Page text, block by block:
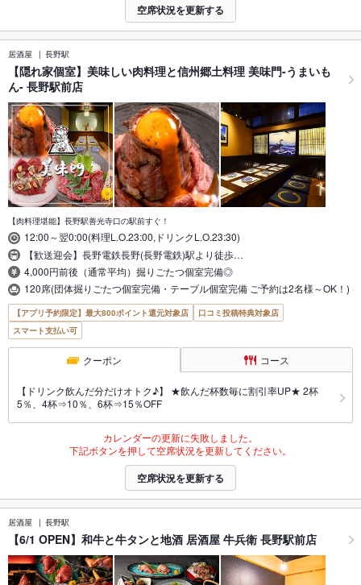
空席状況を更新する
居酒屋 長野駅
【隠れ家個室】美味しい肉料理と信州郷土料理 美味門-うまいも
ん- 長野駅前店
【肉料理堪能】長野駅善光寺口の駅前すぐ！
12:00～翌0:00(料理L.O.23:00,ドリンクL.O.23:30)
【歓送迎会】長野電鉄長野(長野電鉄)駅より徒歩…
4,000円前後（通常平均）掘りごたつ個室完備◎
120席(団体掘りごたつ個室完備・テーブル個室完備 ご予約は2名様～OK！)
【アプリ予約限定】最大800ポイント還元対象店
口コミ投稿特典対象店
スマート支払い可
クーポン コース
【ドリンク飲んだ分だけオトク♪】 ★飲んだ杯数毎に割引率UP★ 2杯
5％、4杯⇒10％、6杯⇒15％OFF
カレンダーの更新に失敗しました。
下記ボタンを押して空席状況を更新してください。
空席状況を更新する
居酒屋 長野駅
【6/1 OPEN】和牛と牛タンと地酒 居酒屋 牛兵衛 長野駅前店